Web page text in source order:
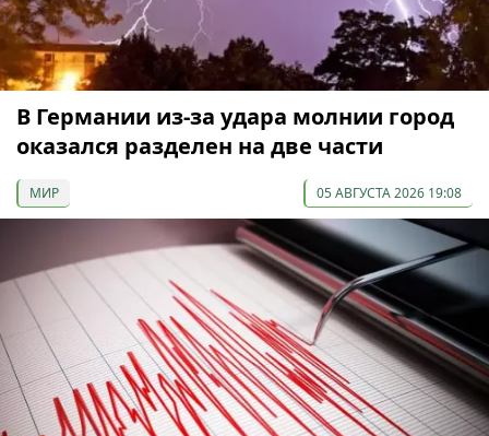
В Германии из-за удара молнии город
оказался разделен на две части
МИР 05 АВГУСТА 2026 19:08